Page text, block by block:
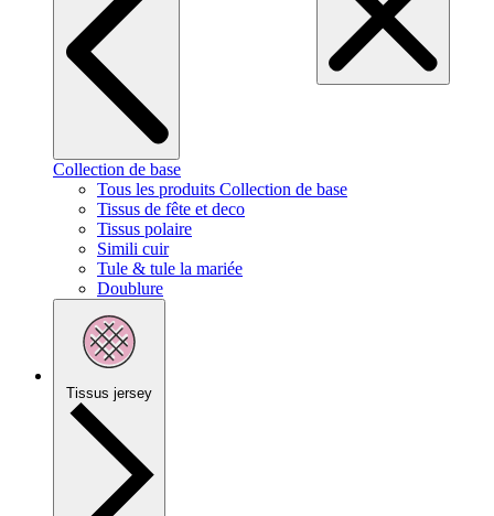
Collection de base
Tous les produits Collection de base
Tissus de fête et deco
Tissus polaire
Simili cuir
Tule & tule la mariée
Doublure
Tissus jersey